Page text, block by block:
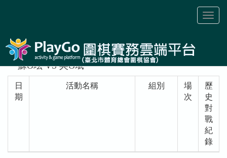
Toggle
蘇O玹 VS 吳O珷
日
期
活動名稱 組別
場
次
歷
史
對
戰
紀
錄